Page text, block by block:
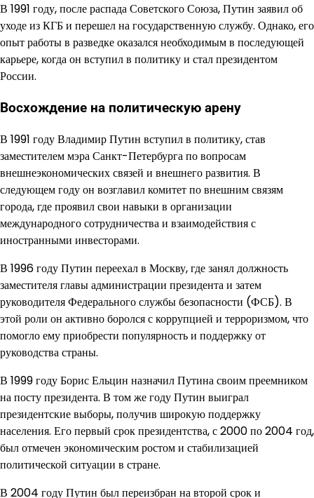
В 1991 году, после распада Советского Союза, Путин заявил об
уходе из КГБ и перешел на государственную службу. Однако, его
опыт работы в разведке оказался необходимым в последующей
карьере, когда он вступил в политику и стал президентом
России.
Восхождение на политическую арену
В 1991 году Владимир Путин вступил в политику, став
заместителем мэра Санкт-Петербурга по вопросам
внешнеэкономических связей и внешнего развития. В
следующем году он возглавил комитет по внешним связям
города, где проявил свои навыки в организации
международного сотрудничества и взаимодействия с
иностранными инвесторами.
В 1996 году Путин переехал в Москву, где занял должность
заместителя главы администрации президента и затем
руководителя Федерального службы безопасности (ФСБ). В
этой роли он активно боролся с коррупцией и терроризмом, что
помогло ему приобрести популярность и поддержку от
руководства страны.
В 1999 году Борис Ельцин назначил Путина своим преемником
на посту президента. В том же году Путин выиграл
президентские выборы, получив широкую поддержку
населения. Его первый срок президентства, с 2000 по 2004 год,
был отмечен экономическим ростом и стабилизацией
политической ситуации в стране.
В 2004 году Путин был переизбран на второй срок и